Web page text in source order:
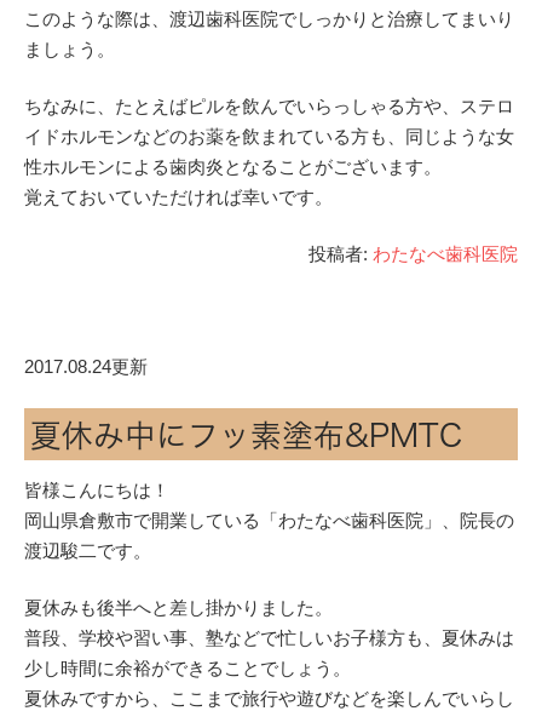
このような際は、渡辺歯科医院でしっかりと治療してまいり
ましょう。
ちなみに、たとえばピルを飲んでいらっしゃる方や、ステロ
イドホルモンなどのお薬を飲まれている方も、同じような女
性ホルモンによる歯肉炎となることがございます。
覚えておいていただければ幸いです。
投稿者: わたなべ歯科医院
2017.08.24更新
夏休み中にフッ素塗布&PMTC
皆様こんにちは！
岡山県倉敷市で開業している「わたなべ歯科医院」、院長の
渡辺駿二です。
夏休みも後半へと差し掛かりました。
普段、学校や習い事、塾などで忙しいお子様方も、夏休みは
少し時間に余裕ができることでしょう。
夏休みですから、ここまで旅行や遊びなどを楽しんでいらし